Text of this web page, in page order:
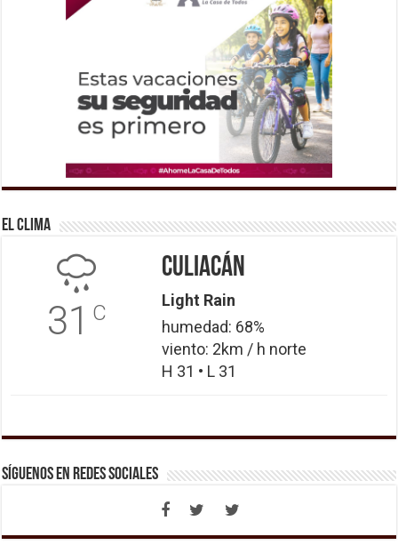
El Clima
31 C
Culiacán
Light Rain
humedad: 68%
viento: 2km / h norte
H 31 • L 31
Síguenos en Redes Sociales